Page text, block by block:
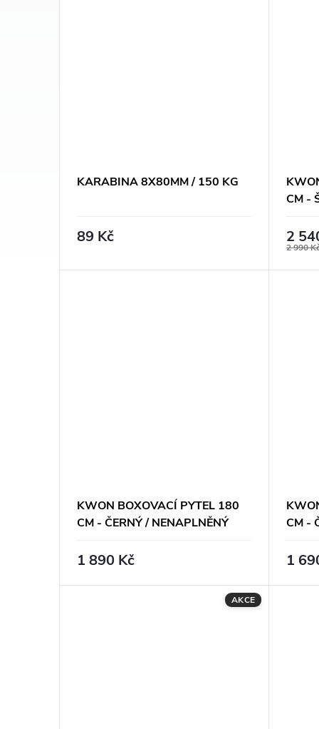
KARABINA 8X80MM / 150 KG
89 Kč
CM -
2
2 990
KWON BOXOVACÍ PYTEL 180
CM - ČERNÝ / NENAPLNĚNÝ
1 890 Kč
CM -
1
AKCE